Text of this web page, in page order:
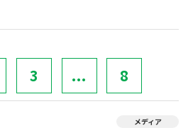
3 ... 8
メディア